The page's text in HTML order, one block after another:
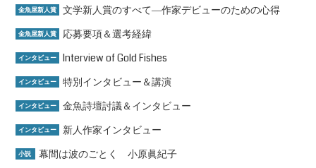
金魚屋新人賞 文学新人賞のすべて―作家デビューのための心得
金魚屋新人賞 応募要項＆選考経緯
インタビュー Interview of Gold Fishes
インタビュー 特別インタビュー＆講演
インタビュー 金魚詩壇討議＆インタビュー
インタビュー 新人作家インタビュー
小説 幕間は波のごとく 小原眞紀子